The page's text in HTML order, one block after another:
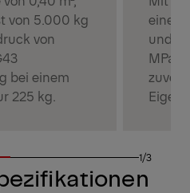
von 5.000 kg
von
bei einem
225 kg.
einer
und
MPa
1/3